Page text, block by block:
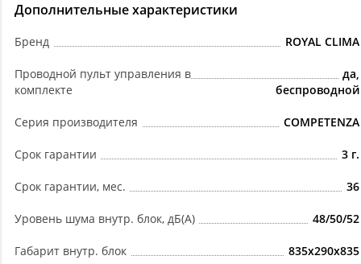
Дополнительные характеристики
Бренд ROYAL CLIMA
Проводной пульт управления в
комплекте
да,
беспроводной
Серия производителя COMPETENZA
Срок гарантии 3 г.
Срок гарантии, мес. 36
Уровень шума внутр. блок, дБ(А) 48/50/52
Габарит внутр. блок 835x290x835